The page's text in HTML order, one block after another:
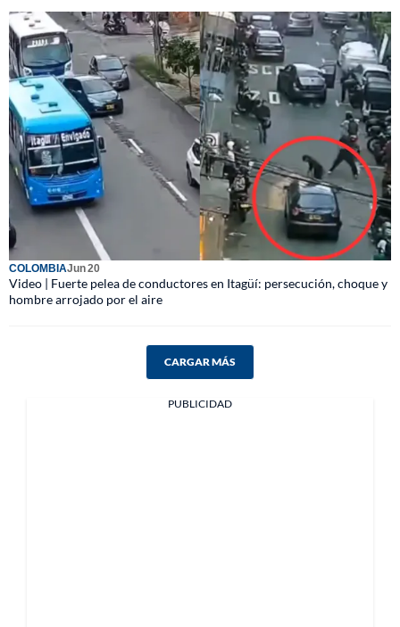
COLOMBIAJun 20
Video | Fuerte pelea de conductores en Itagüí: persecución, choque y
hombre arrojado por el aire
CARGAR MÁS
PUBLICIDAD